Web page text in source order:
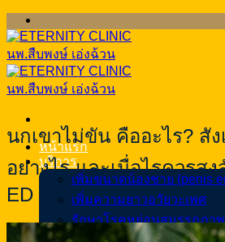
ข้าม
ไป
ยัง
เนื้อหา
หน้าแรก
บริการ
เพิ่มขนาดน้องชาย (penis
เพิ่มความยาวอวัยวะเพศ
รักษาโรคหย่อนสมรรถภาพ
นกเขาไม่ขัน คืออะไร? สัง
อย่างไร และเมื่อไรควรส
ED